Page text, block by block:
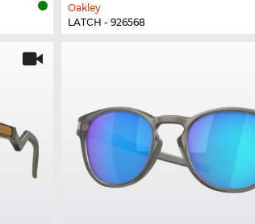
Oakley
LATCH - 926568